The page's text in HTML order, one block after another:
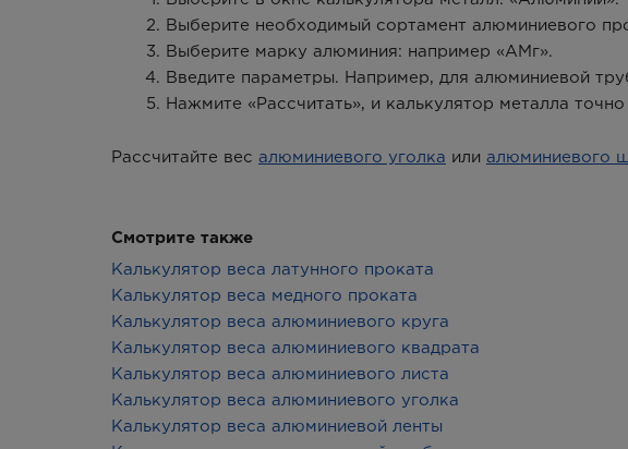
Выберите необходимый сортамент алюминиевого
Выберите марку алюминия: например «АМг».
Введите параметры. Например, для алюминиевой
Нажмите «Рассчитать», и калькулятор металла
Рассчитайте вес алюминиевого уголка или алюминиевого
Смотрите также
Калькулятор веса латунного проката
Калькулятор веса медного проката
Калькулятор веса алюминиевого круга
Калькулятор веса алюминиевого квадрата
Калькулятор веса алюминиевого листа
Калькулятор веса алюминиевого уголка
Калькулятор веса алюминиевой ленты